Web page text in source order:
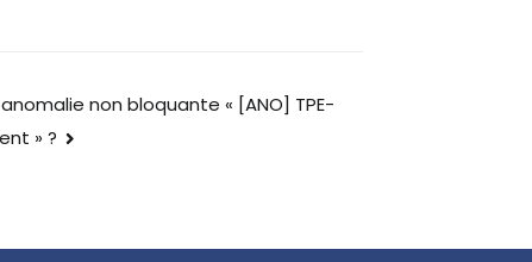
non bloquante « [ANO] TPE-
» ?